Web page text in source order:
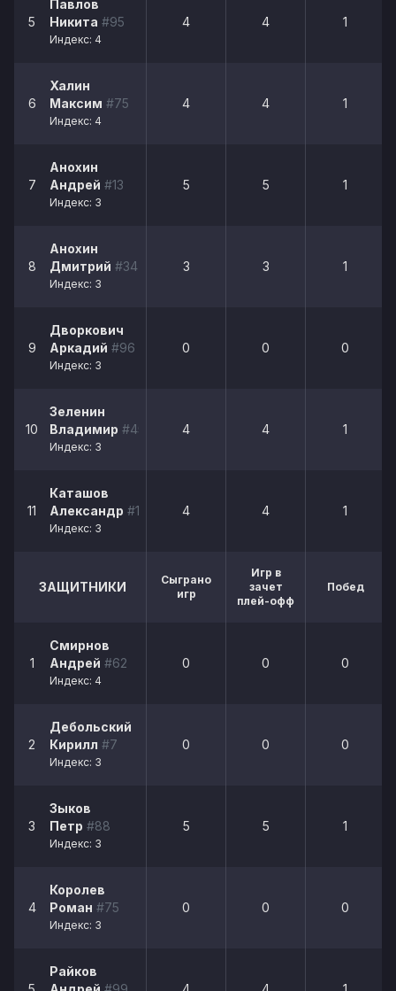
5
Павлов
Никита #95
Индекс: 4
4 4 1
6
Халин
Максим #75
Индекс: 4
4 4 1
7
Анохин
Андрей #13
Индекс: 3
5 5 1
8
Анохин
Дмитрий #34
Индекс: 3
3 3 1
9
Дворкович
Аркадий #96
Индекс: 3
0 0 0
10
Зеленин
Владимир #45
Индекс: 3
4 4 1
11
Каташов
Александр #11
Индекс: 3
4 4 1
ЗАЩИТНИКИ
Сыграно
игр
Игр в
зачет
плей-офф
Побед
1
Смирнов
Андрей #62
Индекс: 4
0 0 0
2
Дебольский
Кирилл #7
Индекс: 3
0 0 0
3
Зыков
Петр #88
Индекс: 3
5 5 1
4
Королев
Роман #75
Индекс: 3
0 0 0
Райков